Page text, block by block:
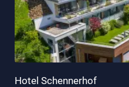
Hotel Schennerhof